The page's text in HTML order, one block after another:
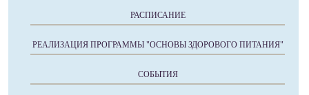
РАСПИСАНИЕ
РЕАЛИЗАЦИЯ ПРОГРАММЫ "ОСНОВЫ ЗДОРОВОГО ПИТАНИЯ"
СОБЫТИЯ